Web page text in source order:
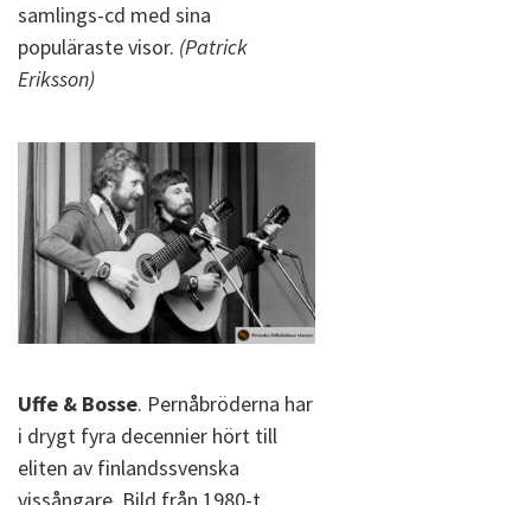
samlings-cd med sina
populäraste visor. (Patrick
Eriksson)
Uffe & Bosse. Pernåbröderna har
i drygt fyra decennier hört till
eliten av finlandssvenska
vissångare. Bild från 1980-t.